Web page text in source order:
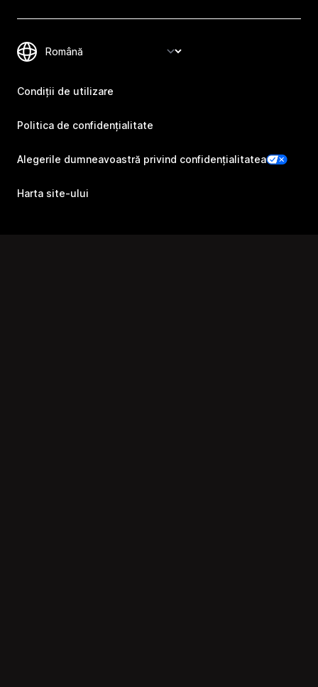
Condiții de utilizare
Politica de confidențialitate
Alegerile dumneavoastră privind confidențialitatea
Harta site-ului